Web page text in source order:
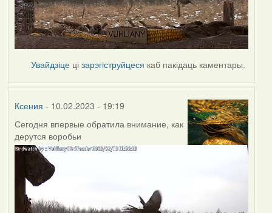
Увайдзіце цізарэгіструйцеся каб пакідаць каментары.
Ксения - 10.02.2023 - 19:19
Сегодня впервые обратила внимание, как
дерутся воробьи